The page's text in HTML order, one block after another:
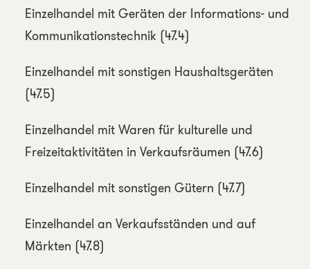
Einzelhandel mit Geräten der Informations- und
Kommunikationstechnik (47.4)
Einzelhandel mit sonstigen Haushaltsgeräten
(47.5)
Einzelhandel mit Waren für kulturelle und
Freizeitaktivitäten in Verkaufsräumen (47.6)
Einzelhandel mit sonstigen Gütern (47.7)
Einzelhandel an Verkaufsständen und auf
Märkten (47.8)